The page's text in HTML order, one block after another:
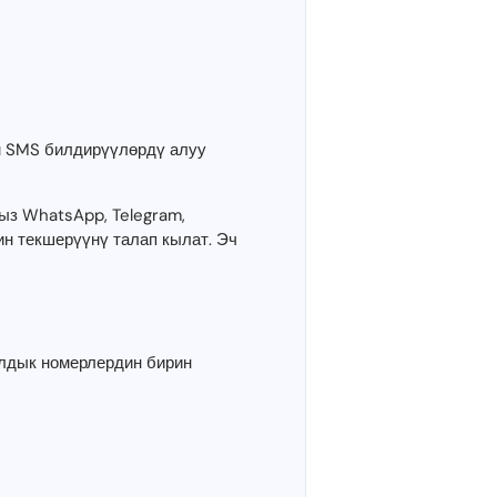
билдирүүлөрдү алуу
WhatsApp, Telegram,
текшерүүнү талап кылат. Эч
номерлердин бирин